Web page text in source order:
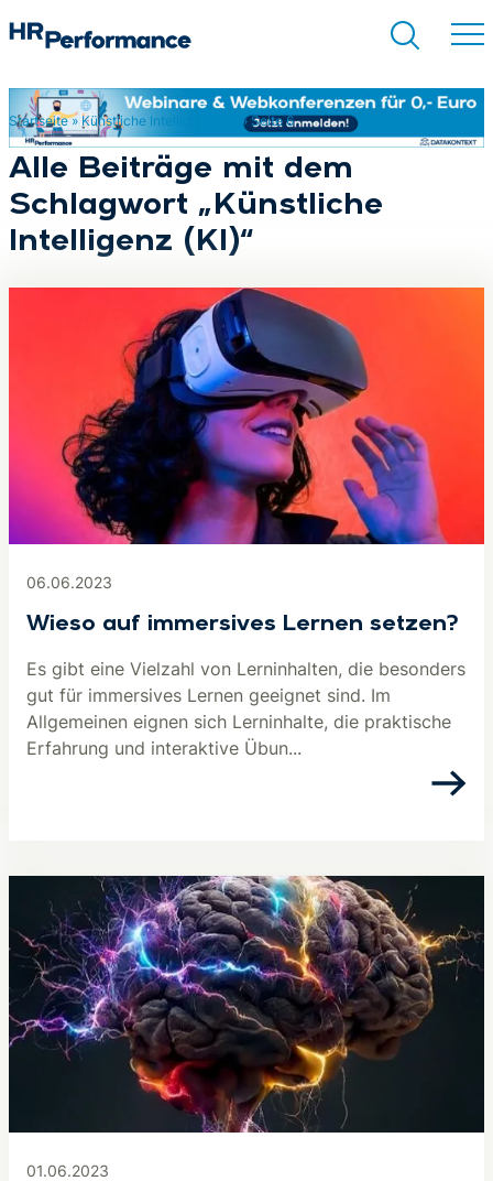
Suchen
Startseite» Künstliche Intelligenz (KI) »Seite 6
Alle Beiträge mit dem
Schlagwort „Künstliche
Intelligenz (KI)“
06.06.2023
Wieso auf immersives Lernen setzen?
Es gibt eine Vielzahl von Lerninhalten, die besonders
gut für immersives Lernen geeignet sind. Im
Allgemeinen eignen sich Lerninhalte, die praktische
Erfahrung und interaktive Übun...
01.06.2023